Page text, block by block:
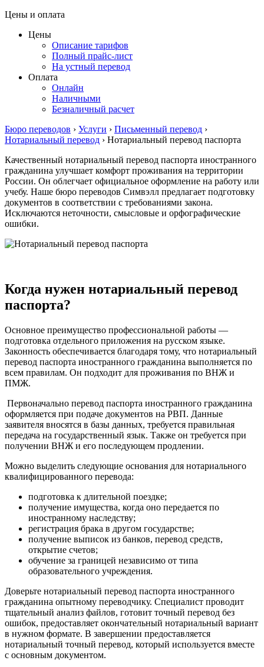
Цены и оплата
Цены
Описание тарифов
Полный прайс-лист
На устный перевод
Оплата
Онлайн
Наличными
Безналичный расчет
Бюро переводов › Услуги › Письменный перевод ›
Нотариальный перевод › Нотариальный перевод паспорта
Качественный нотариальный перевод паспорта иностранного
гражданина улучшает комфорт проживания на территории
России. Он облегчает официальное оформление на работу или
учебу. Наше бюро переводов Симвэлл предлагает подготовку
документов в соответствии с требованиями закона.
Исключаются неточности, смысловые и орфографические
ошибки.
Когда нужен нотариальный перевод
паспорта?
Основное преимущество профессиональной работы —
подготовка отдельного приложения на русском языке.
Законность обеспечивается благодаря тому, что нотариальный
перевод паспорта иностранного гражданина выполняется по
всем правилам. Он подходит для проживания по ВНЖ и
ПМЖ.
Первоначально перевод паспорта иностранного гражданина
оформляется при подаче документов на РВП. Данные
заявителя вносятся в базы данных, требуется правильная
передача на государственный язык. Также он требуется при
получении ВНЖ и его последующем продлении.
Можно выделить следующие основания для нотариального
квалифицированного перевода:
подготовка к длительной поездке;
получение имущества, когда оно передается по
иностранному наследству;
регистрация брака в другом государстве;
получение выписок из банков, перевод средств,
открытие счетов;
обучение за границей независимо от типа
образовательного учреждения.
Доверьте нотариальный перевод паспорта иностранного
гражданина опытному переводчику. Специалист проводит
тщательный анализ файлов, готовит точный перевод без
ошибок, предоставляет окончательный нотариальный вариант
в нужном формате. В завершении предоставляется
нотариальный точный перевод, который используется вместе
с основным документом.